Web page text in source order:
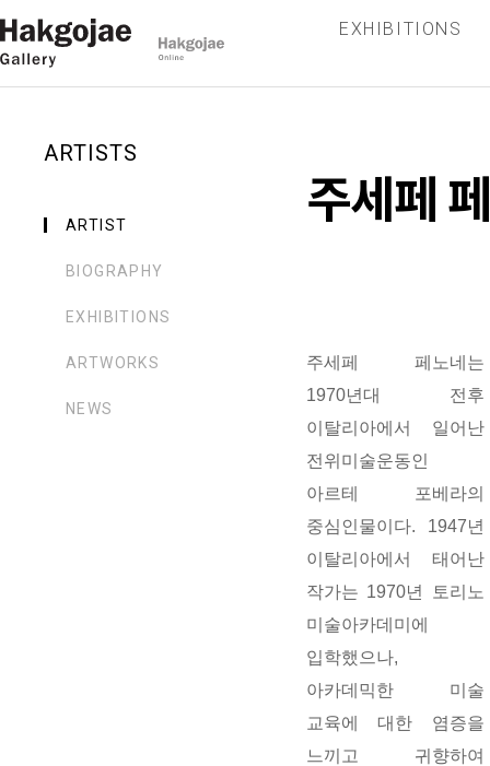
EXHIBITIONS
ARTISTS
ARTIST
BIOGRAPHY
EXHIBITIONS
ARTWORKS
NEWS
주세페
주세페 페노네는
1970년대 전후
이탈리아에서 일어난
전위미술운동인
아르테 포베라의
중심인물이다. 1947년
이탈리아에서 태어난
작가는 1970년 토리노
미술아카데미에
입학했으나,
아카데믹한 미술
교육에 대한 염증을
느끼고 귀향하여